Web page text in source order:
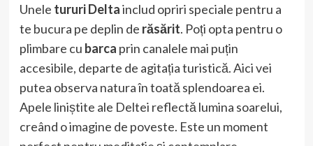
Unele tururi Deltainclud opriri speciale pentru a
te bucura pe deplin de răsărit. Poți opta pentru o
plimbare cu barca prin canalele mai puțin
accesibile, departe de agitația turistică. Aici vei
putea observa natura în toată splendoarea ei.
Apele liniștite ale Deltei reflectă lumina soarelui,
creând o imagine de poveste. Este un moment